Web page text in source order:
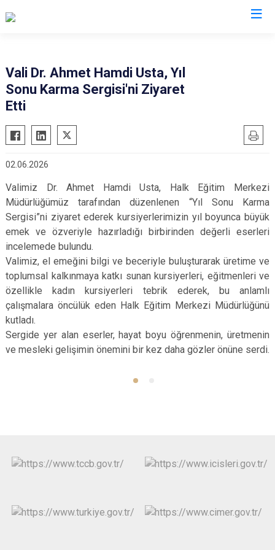
Vali Dr. Ahmet Hamdi Usta, Yıl
Sonu Karma Sergisi'ni Ziyaret
Etti
02.06.2026
Valimiz Dr. Ahmet Hamdi Usta, Halk Eğitim Merkezi
Müdürlüğümüz tarafından düzenlenen “Yıl Sonu Karma
Sergisi”ni ziyaret ederek kursiyerlerimizin yıl boyunca büyük
emek ve özveriyle hazırladığı birbirinden değerli eserleri
incelemede bulundu.
Valimiz, el emeğini bilgi ve beceriyle buluşturarak üretime ve
toplumsal kalkınmaya katkı sunan kursiyerleri, eğitmenleri ve
özellikle kadın kursiyerleri tebrik ederek, bu anlamlı
çalışmalara öncülük eden Halk Eğitim Merkezi Müdürlüğünü
kutladı.
Sergide yer alan eserler, hayat boyu öğrenmenin, üretmenin
ve mesleki gelişimin önemini bir kez daha gözler önüne serdi.